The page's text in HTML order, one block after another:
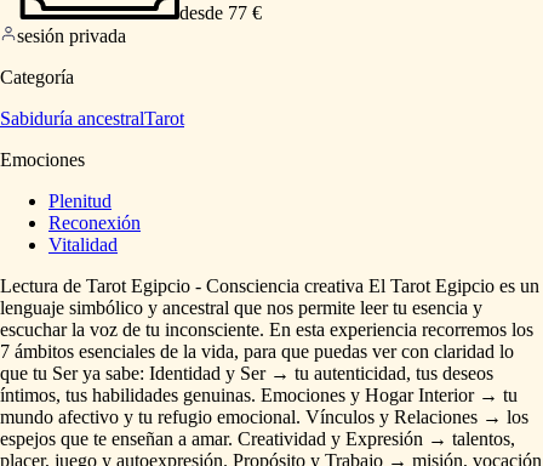
desde 77 €
sesión privada
Categoría
Sabiduría ancestralTarot
Emociones
Plenitud
Reconexión
Vitalidad
Lectura de Tarot Egipcio - Consciencia creativa El Tarot Egipcio es un
lenguaje simbólico y ancestral que nos permite leer tu esencia y
escuchar la voz de tu inconsciente. En esta experiencia recorremos los
7 ámbitos esenciales de la vida, para que puedas ver con claridad lo
que tu Ser ya sabe: Identidad y Ser → tu autenticidad, tus deseos
íntimos, tus habilidades genuinas. Emociones y Hogar Interior → tu
mundo afectivo y tu refugio emocional. Vínculos y Relaciones → los
espejos que te enseñan a amar. Creatividad y Expresión → talentos,
placer, juego y autoexpresión. Propósito y Trabajo → misión, vocación